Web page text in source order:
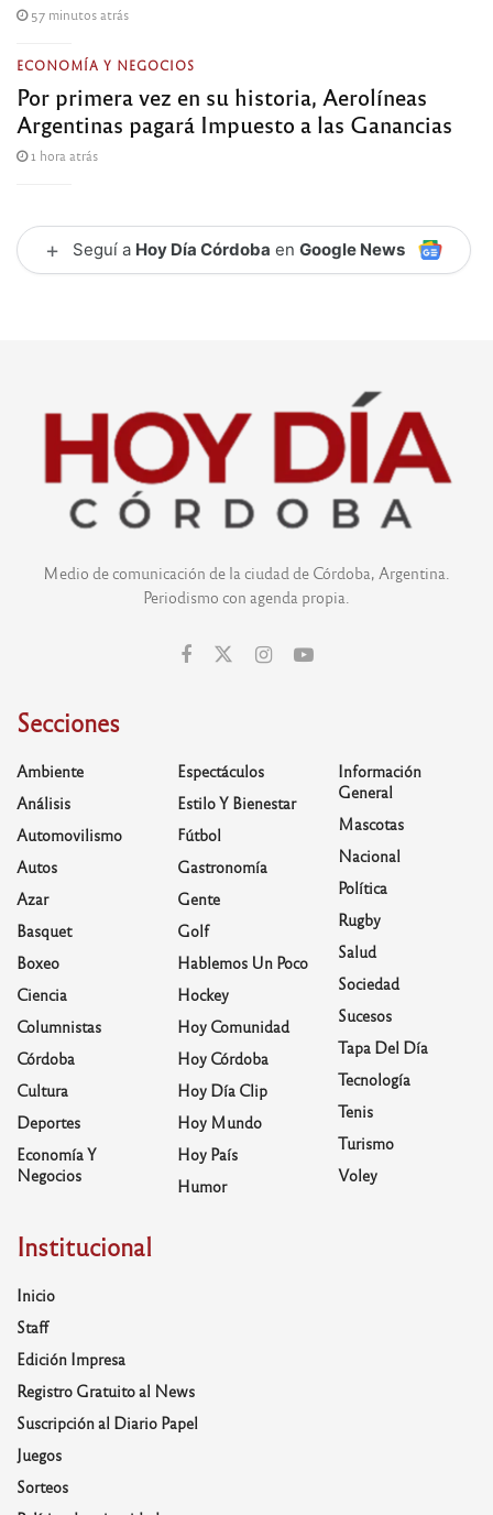
57 minutos atrás
ECONOMÍA Y NEGOCIOS
Por primera vez en su historia, Aerolíneas
Argentinas pagará Impuesto a las Ganancias
1 hora atrás
+ Seguí a Hoy Día Córdoba en Google News
Medio de comunicación de la ciudad de Córdoba, Argentina.
Periodismo con agenda propia.
Secciones
Ambiente
Análisis
Automovilismo
Autos
Azar
Basquet
Boxeo
Ciencia
Columnistas
Córdoba
Cultura
Deportes
Economía Y
Negocios
Espectáculos
Estilo Y Bienestar
Fútbol
Gastronomía
Gente
Golf
Hablemos Un Poco
Hockey
Hoy Comunidad
Hoy Córdoba
Hoy Día Clip
Hoy Mundo
Hoy País
Humor
Información
General
Mascotas
Nacional
Política
Rugby
Salud
Sociedad
Sucesos
Tapa Del Día
Tecnología
Tenis
Turismo
Voley
Institucional
Inicio
Staff
Edición Impresa
Registro Gratuito al News
Suscripción al Diario Papel
Juegos
Sorteos